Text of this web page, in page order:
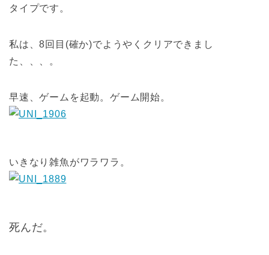
タイプです。
私は、8回目(確か)でようやくクリアできまし
た、、、。
早速、ゲームを起動。ゲーム開始。
いきなり雑魚がワラワラ。
死んだ。